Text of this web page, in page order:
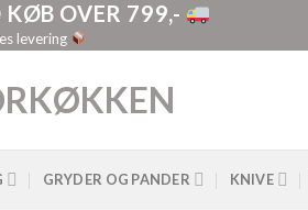
KØB OVER 799,-
levering
GRYDER OG PANDER KNIVE